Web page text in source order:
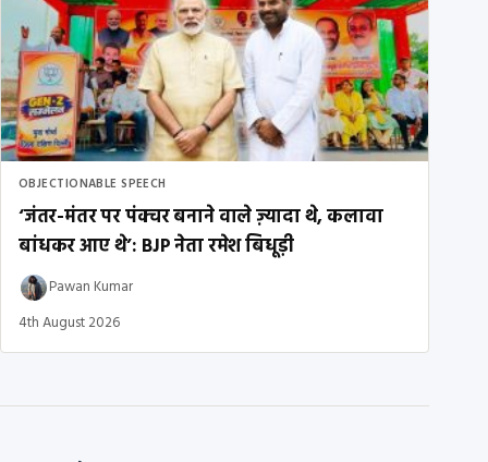
OBJECTIONABLE SPEECH
‘जंतर-मंतर पर पंक्चर बनाने वाले ज़्यादा थे, कलावा
बांधकर आए थे’: BJP नेता रमेश बिधूड़ी
Pawan Kumar
4th August 2026